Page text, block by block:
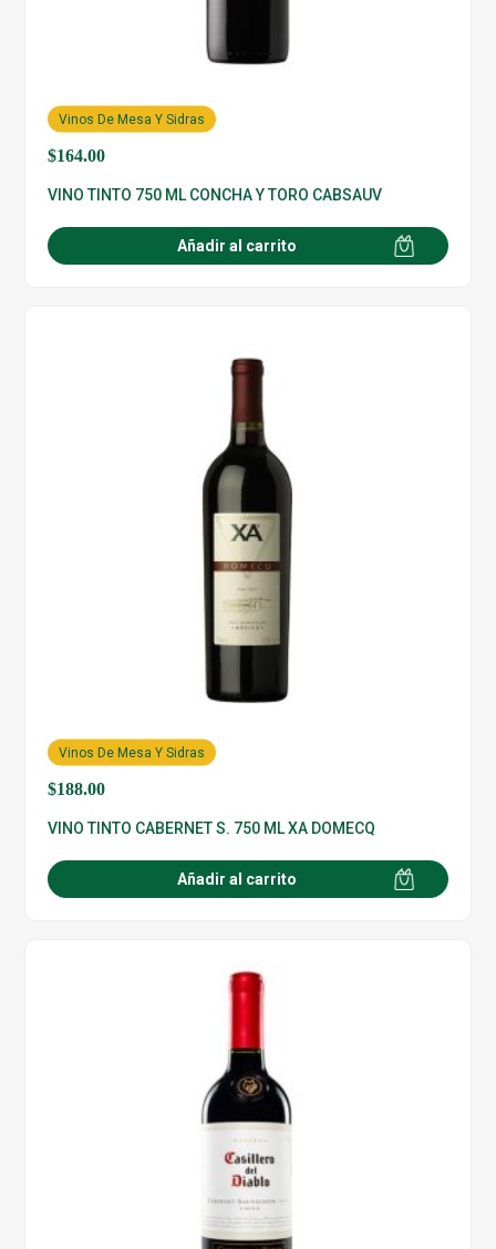
$164.00
Vinos De Mesa Y Sidras
VINO TINTO 750 ML CONCHA Y TORO CABSAUV
Añadir al carrito
$188.00
Vinos De Mesa Y Sidras
VINO TINTO CABERNET S. 750 ML XA DOMECQ
Añadir al carrito